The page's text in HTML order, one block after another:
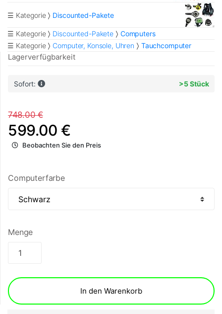
☰ Kategorie Discounted-Pakete
☰ Kategorie Discounted-Pakete
Computers
☰ Kategorie
Computer, Konsole, Uhren Tauchcomputer
Lagerverfügbarkeit
Sofort: >5 Stück
748.00 €
599.00 €
Beobachten Sie den Preis
Computerfarbe
Menge
In den Warenkorb